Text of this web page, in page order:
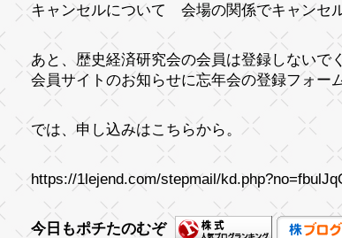
キャンセルについて 会場の関係でキャンセ
あと、歴史経済研究会の会員は登録しないで
会員サイトのお知らせに忘年会の登録フォー
では、申し込みはこちらから。
https://1lejend.com/stepmail/
今日もポチたのむぞ